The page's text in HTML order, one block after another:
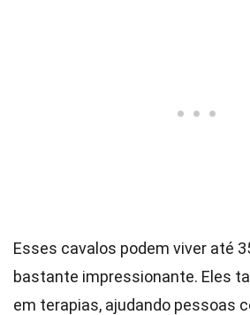
Esses cavalos podem viver até
bastante impressionante. Eles
em terapias, ajudando pessoas